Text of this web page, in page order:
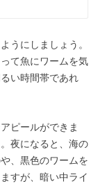
うにしましょう。
て魚にワームを気
い時間帯であれ
ピールができま
夜になると、海の
、黒色のワームを
すが、暗い中ライ